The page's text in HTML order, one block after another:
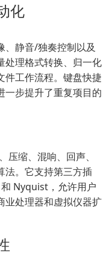
化
、静音/独奏控制以及
处理格式转换、归一化
件工作流程。键盘快捷
一步提升了重复项目的
缩、混响、回声、
法。它支持第三方插
和 Nyquist，允许用户
业处理器和虚拟仪器扩